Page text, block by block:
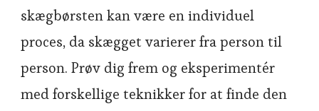
skægbørsten kan være en individuel
proces, da skægget varierer fra person til
person. Prøv dig frem og eksperimentér
med forskellige teknikker for at finde den